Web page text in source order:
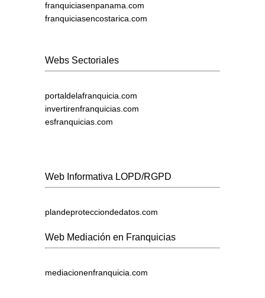
franquiciasenpanama.com
franquiciasencostarica.com
Webs Sectoriales
portaldelafranquicia.com
invertirenfranquicias.com
esfranquicias.com
Web Informativa LOPD/RGPD
plandeprotecciondedatos.com
Web Mediación en Franquicias
mediacionenfranquicia.com